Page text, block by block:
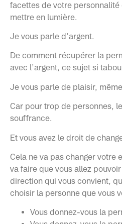
facettes de votre personnalité
mettre en lumière.
Je vous parle d’argent.
De comment récupérer la
avec l’argent, ce sujet si
Je vous parle de plaisir,
Car pour trop de personnes,
souffrance.
Et vous avez le droit de
Cela ne va pas changer votre
va faire que vous allez
direction qui vous convient,
choisir la personne que vous
Vous donnez-vous la